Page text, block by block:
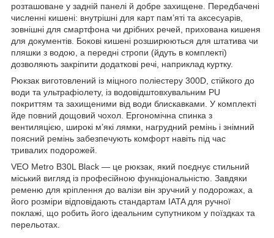
розташоване у задній панелі й добре захищене. Передбачені
численні кишені: внутрішні для карт пам’яті та аксесуарів,
зовнішні для смартфона чи дрібних речей, прихована кишеня
для документів. Бокові кишені розширюються для штатива чи
пляшки з водою, а передні стропи (йдуть в комплекті)
дозволяють закріпити додаткові речі, наприклад куртку.
Рюкзак виготовлений із міцного поліестеру 300D, стійкого до
води та ультрафіолету, із водовідштовхувальним PU
покриттям та захищеними від води блискавками. У комплекті
йде повний дощовий чохол. Ергономічна спинка з
вентиляцією, широкі м’які лямки, нагрудний ремінь і знімний
поясний ремінь забезпечують комфорт навіть під час
тривалих подорожей.
VEO Metro B30L Black — це рюкзак, який поєднує стильний
міський вигляд із професійною функціональністю. Завдяки
ременю для кріплення до валізи він зручний у подорожах, а
його розміри відповідають стандартам IATA для ручної
поклажі, що робить його ідеальним супутником у поїздках та
перельотах.